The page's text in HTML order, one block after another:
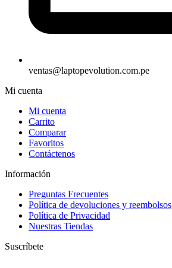
ventas@laptopevolution.com.pe
Mi cuenta
Mi cuenta
Carrito
Comparar
Favoritos
Contáctenos
Información
Preguntas Frecuentes
Política de devoluciones y reembolsos
Política de Privacidad
Nuestras Tiendas
Suscríbete